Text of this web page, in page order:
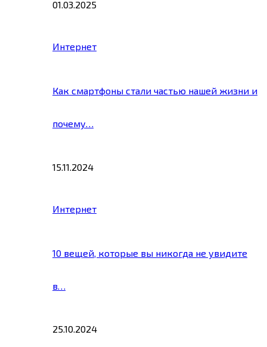
01.03.2025
Интернет
Как смартфоны стали частью нашей жизни и
почему…
15.11.2024
Интернет
10 вещей, которые вы никогда не увидите
в…
25.10.2024